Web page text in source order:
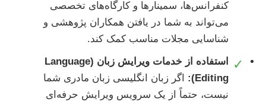
کنفرانس‌ها، سمینارها و کارگاه‌های تخصصی
می‌تواند به شما در یافتن همکاران پژوهشی و
شناسایی مجلات مناسب کمک کند.
✓
استفاده از خدمات ویرایش زبان (Language
Editing):
اگر زبان انگلیسی زبان مادری شما
نیست، حتماً از یک سرویس ویرایش حرفه‌ای